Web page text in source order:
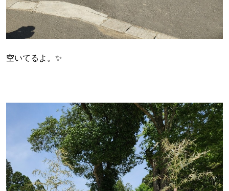
空いてるよ。✨